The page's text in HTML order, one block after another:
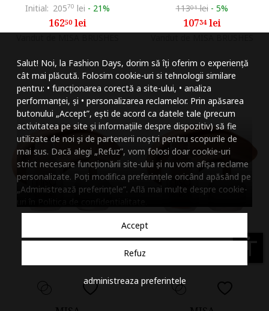
Salut! Noi, la Fashion Days, dorim să îți oferim o experiență
cât mai plăcută. Folosim cookie-uri si tehnologii similare
pentru: • funcționarea corectă a site-ului, • analiza
performanței, și • personalizarea reclamelor. Prin apăsarea
butonului „Accept”, ești de acord ca datele tale (precum
activitatea pe site și informațiile despre dispozitiv) să fie
utilizate de noi și de partenerii noștri pentru scopurile de
mai sus. Dacă alegi „Refuz”, vom folosi doar cookie-uri
strict necesare funcționării site-ului și nu vom afișa reclame
personalizate. Poți modifica preferințele oricând apăsând pe
„Administrează preferințele”. Află mai multe despre cookie-
Accept
Refuz
administreaza preferintele
Initial: 20570 lei - 21%
16250lei
11301lei - 5%
10734lei
accessibility
Micsoreaza
Mareste spatierea
Micsoreaza
Mareste inaltimea
Micsoreaza
Inverseaza culorile
Nuante de gri
Cursor mare
Subliniaza link-urile
Dezactiveaza